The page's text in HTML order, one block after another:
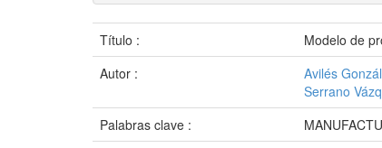
Título :
Modelo de
Autor :
Avilés
Serrano
Palabras clave :